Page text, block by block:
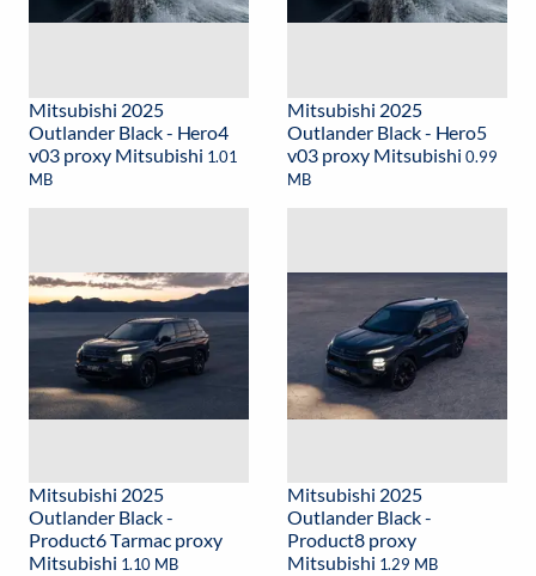
Mitsubishi 2025
Outlander Black - Hero4
v03 proxy Mitsubishi 1.01
MB
Mitsubishi 2025
Outlander Black - Hero5
v03 proxy Mitsubishi 0.99
MB
Mitsubishi 2025
Outlander Black -
Product6 Tarmac proxy
Mitsubishi 1.10 MB
Mitsubishi 2025
Outlander Black -
Product8 proxy
Mitsubishi 1.29 MB